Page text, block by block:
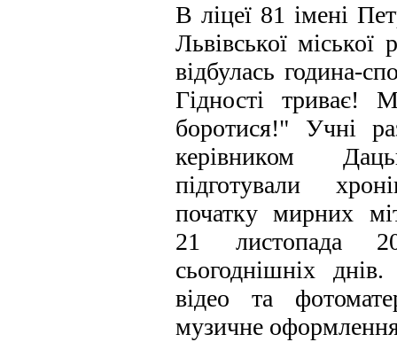
В ліцеї 81 імені
Львівської
відбулась година-
Гідності триває!
боротися!" Учні
керівником
підготували
початку мирних
21 листопада
сьогоднішніх
відео та
музичне